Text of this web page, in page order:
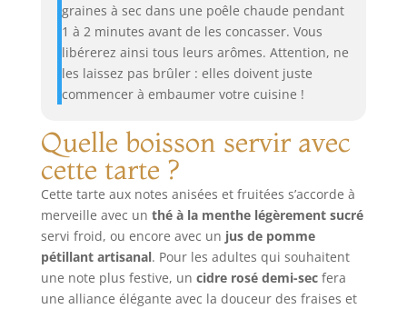
graines à sec dans une poêle chaude pendant
1 à 2 minutes avant de les concasser. Vous
libérerez ainsi tous leurs arômes. Attention, ne
les laissez pas brûler : elles doivent juste
commencer à embaumer votre cuisine !
Quelle boisson servir avec
cette tarte ?
Cette tarte aux notes anisées et fruitées s’accorde à
merveille avec un thé à la menthe légèrement sucré
servi froid, ou encore avec un jus de pomme
pétillant artisanal. Pour les adultes qui souhaitent
une note plus festive, un cidre rosé demi-secfera
une alliance élégante avec la douceur des fraises et